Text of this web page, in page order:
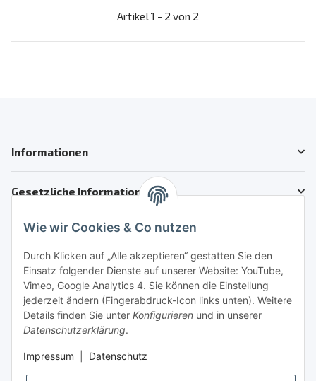
Artikel 1 - 2 von 2
Informationen
Gesetzliche Informationen
Kundenservice
Telefon: +41 71 554 2740
Email: info@auto-motoroele-schweiz.ch
Sie benötigen Hilfe?
Sicher Einkaufen
Wie wir Cookies & Co nutzen
Durch Klicken auf „Alle akzeptieren“ gestatten Sie den
Einsatz folgender Dienste auf unserer Website: YouTube,
Vimeo, Google Analytics 4. Sie können die Einstellung
jederzeit ändern (Fingerabdruck-Icon links unten). Weitere
Details finden Sie unter Konfigurieren und in unserer
Datenschutzerklärung.
Impressum Datenschutz